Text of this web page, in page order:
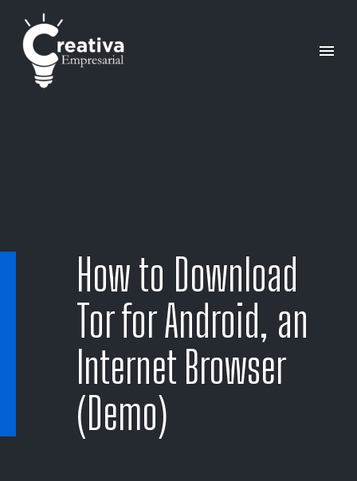
How to Download
Tor for Android, an
Internet Browser
(Demo)